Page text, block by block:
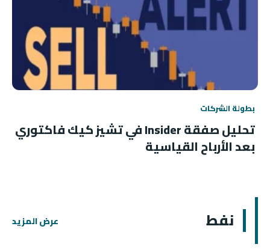
بطولة الشركات
تحليل صفقة Insider في تشيز كيك فاكتوري
بعد الأرباح القياسية
نفط عرض المزيد